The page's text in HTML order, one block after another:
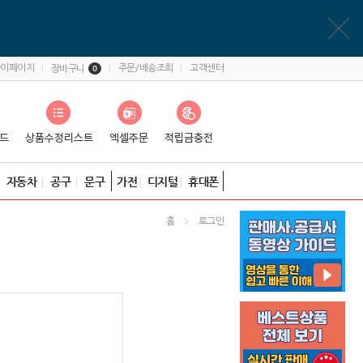
페이지 장바구니 0 주문/배송조회 고객센터
자동차 공구 문구 가전 디지털 휴대폰
홈 로그인